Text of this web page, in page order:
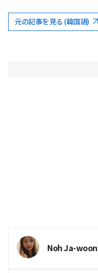
元の記事を見る (韓国語)
Noh Ja-woon